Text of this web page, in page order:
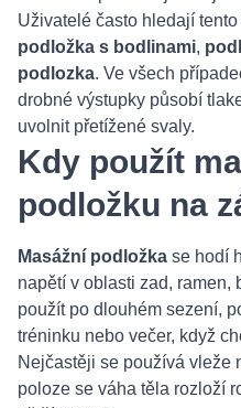
Uživatelé často hledají
podložka s bodlinami,
podlozka. Ve všech
drobné výstupky působí
uvolnit přetížené svaly.
Kdy použít
podložku na
Masážní podložka se hodí
napětí v oblasti zad, ramen,
použít po dlouhém sezení,
tréninku nebo večer, když
Nejčastěji se používá vleže
poloze se váha těla rozloží